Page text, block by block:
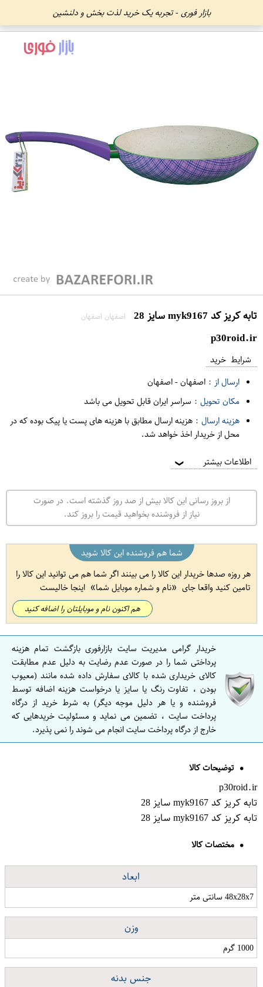
بازار فوری - تجربه یک خرید لذت بخش و دلنشین
تابه کریز کد myk9167 سایز 28 اصفهان اصفهان
p30roid.ir
شرایط خرید
ارسال از : اصفهان-اصفهان
مکان تحویل : سراسر ایران قابل تحویل می باشد
هزینه ارسال : هزینه ارسال مطابق با هزینه های پست یا پیک بوده که در
محل از خریدار اخذ خواهد شد.
اطلاعات بیشتر ❯
از بروز رسانی این کالا بیش از صد روز گذشته است. در صورت
نیاز از فروشنده بخواهید قیمت را بروز کند.
شما هم فروشنده این کالا شوید
هر روزه صدها خریدار این کالا را می بینند اگر شما هم می توانید این کالا را
تامین کنید واقعا جای
نام و شماره موبایل شما اینجا خالیست
هم اکنون نام و موبایلتان را اضافه کنید
خریدار گرامی مدیریت سایت بازارفوری بازگشت تمام هزینه
پرداختی شما را در صورت عدم رضایت به دلیل عدم مطابقت
کالای خریداری شده با کالای سفارش داده شده مانند (معیوب
بودن ، تفاوت رنگ یا سایز یا درخواست هزینه اضافه توسط
فروشنده و یا هر دلیل موجه دیگر) به شرط خرید از درگاه
پرداخت سایت ، تضمین می نماید و مسئولیت خریدهایی که
خارج از درگاه پرداخت سایت انجام می شوند را نمی پذیرد.
توضیحات کالا
p30roid.ir
تابه کریز کد myk9167 سایز 28
تابه کریز کد myk9167 سایز 28
مختصات کالا
ابعاد
48x28x7 سانتی متر
وزن
1000 گرم
جنس بدنه